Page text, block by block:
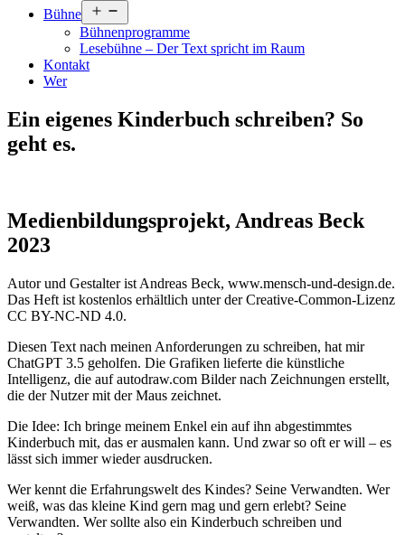
Bühne
öffnen
Bühnenprogramme
Lesebühne – Der Text spricht im Raum
Kontakt
Wer
Ein eigenes Kinderbuch schreiben? So
geht es.
Medienbildungsprojekt, Andreas Beck
2023
Autor und Gestalter ist Andreas Beck, www.mensch-und-design.de.
Das Heft ist kostenlos erhältlich unter der Creative-Common-Lizenz
CC BY-NC-ND 4.0.
Diesen Text nach meinen Anforderungen zu schreiben, hat mir
ChatGPT 3.5 geholfen. Die Grafiken lieferte die künstliche
Intelligenz, die auf autodraw.com Bilder nach Zeichnungen erstellt,
die der Nutzer mit der Maus zeichnet.
Die Idee: Ich bringe meinem Enkel ein auf ihn abgestimmtes
Kinderbuch mit, das er ausmalen kann. Und zwar so oft er will – es
lässt sich immer wieder ausdrucken.
Wer kennt die Erfahrungswelt des Kindes? Seine Verwandten. Wer
weiß, was das kleine Kind gern mag und gern erlebt? Seine
Verwandten. Wer sollte also ein Kinderbuch schreiben und